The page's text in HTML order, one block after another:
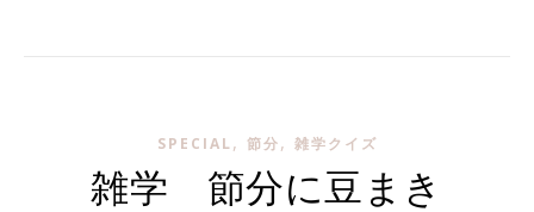
SPECIAL, 節分, 雑学クイズ
雑学 節分に豆まき